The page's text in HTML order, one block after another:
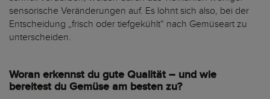
sensorische Veränderungen auf. Es lohnt sich also, bei der
Entscheidung „frisch oder tiefgekühlt“ nach Gemüseart zu
unterscheiden.
Woran erkennst du gute Qualität – und wie
bereitest du Gemüse am besten zu?